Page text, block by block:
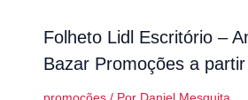
Folheto Lidl Escritório –
Bazar Promoções a